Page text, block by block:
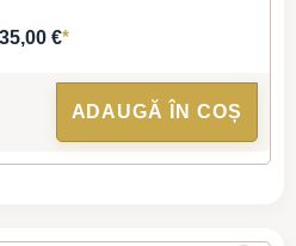
€*
ADAUGĂ ÎN COȘ